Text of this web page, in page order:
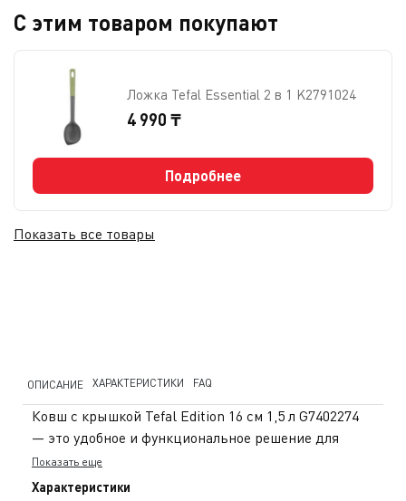
С этим товаром покупают
Ложка Tefal Essential 2 в 1 K2791024
4 990 ₸
Подробнее
Показать все товары
ОПИСАНИЕ ХАРАКТЕРИСТИКИ FAQ
Ковш с крышкой Tefal Edition 16 см 1,5 л G7402274
— это удобное и функциональное решение для
ежедневной готовки. Диаметр 16 см и объём 1,5 л
отлично подходят для приготовления соусов, каш,
Показать еще
Характеристики